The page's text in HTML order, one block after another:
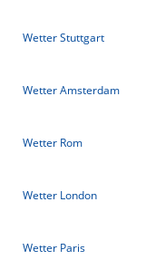
Wetter Stuttgart
Wetter Amsterdam
Wetter Rom
Wetter London
Wetter Paris